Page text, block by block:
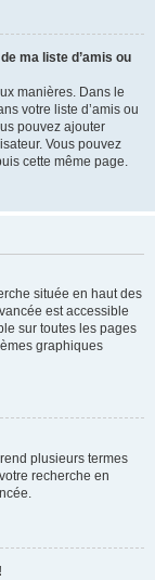
ma liste d’amis ou
manières. Dans le
votre liste d’amis ou
pouvez ajouter
Vous pouvez
cette même page.
située en haut des
est accessible
sur toutes les pages
graphiques
plusieurs termes
recherche en